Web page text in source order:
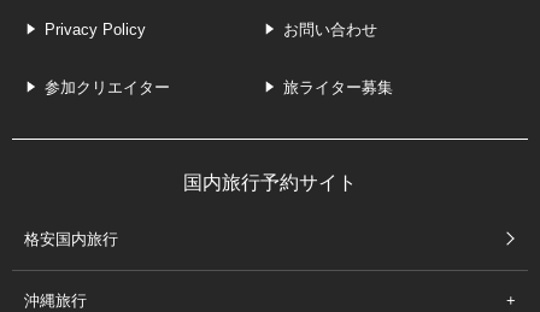
Privacy Policy お問い合わせ
参加クリエイター 旅ライター募集
国内旅行予約サイト
格安国内旅行
沖縄旅行